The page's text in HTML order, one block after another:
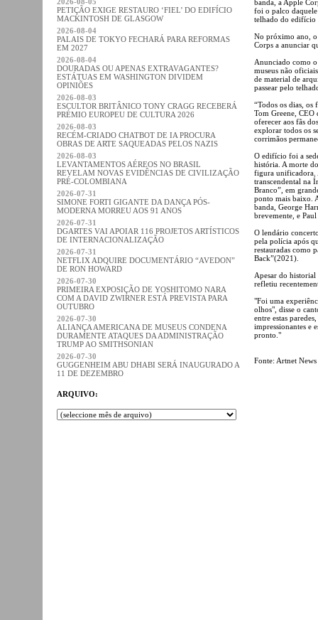
PETIÇÃO EXIGE RESTAURO ‘FIEL’ DO EDIFÍCIO
MACKINTOSH DE GLASGOW
2026-08-04
PALAIS DE TOKYO FECHARÁ PARA REFORMAS
EM 2027
2026-08-04
DOURADAS OU APENAS EXTRAVAGANTES?
ESTÁTUAS EM WASHINGTON DIVIDEM
OPINIÕES
2026-08-03
ESCULTOR BRITÂNICO TONY CRAGG RECEBERÁ
PRÉMIO EUROPEU DE CULTURA 2026
2026-08-03
RECÉM-CRIADO CHATBOT DE IA PROCURA
OBRAS DE ARTE SAQUEADAS PELOS NAZIS
2026-08-03
LEVANTAMENTOS AÉREOS NO BRASIL
REVELAM NOVAS EVIDÊNCIAS DE CIVILIZAÇÃO
PRÉ-COLOMBIANA
2026-07-31
SIMONE FORTI GIGANTE DA DANÇA PÓS-
MODERNA MORREU AOS 91 ANOS
2026-07-31
DGARTES VAI APOIAR 116 PROJETOS ARTÍSTICOS
DE INTERNACIONALIZAÇÃO
2026-07-31
NETFLIX ADQUIRE DOCUMENTÁRIO “AVEDON”
DE RON HOWARD
2026-07-30
PRIMEIRA EXPOSIÇÃO DE YOSHITOMO NARA
COM A DAVID ZWIRNER ESTÁ PREVISTA PARA
OUTUBRO
2026-07-30
ALIANÇA AMERICANA DE MUSEUS CONDENA
DURAMENTE ATAQUES DA ADMINISTRAÇÃO
TRUMP AO SMITHSONIAN
2026-07-30
GUGGENHEIM ABU DHABI SERÁ INAUGURADO A
11 DE DEZEMBRO
ARQUIVO:
banda, a Apple
foi o palco
telhado do edifício
No próximo ano, o
Corps a anunciar
Anunciado como
museus não
de material de
passear pelo
“Todos os dias, os
Tom Greene,
oferecer aos fãs
explorar todos os
corrimãos
O edifício foi a
história. A morte
figura unificadora.
transcendental na
Branco”, em
ponto mais baixo.
banda, George
brevemente, e
O lendário
pela polícia após
restauradas como
Back”(2021).
Apesar do
refletiu
"Foi uma
olhos", disse o
entre estas
impressionantes e
pronto."
Fonte: Artnet News